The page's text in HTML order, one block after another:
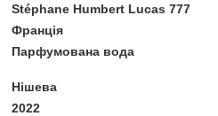
Stéphane Humbert Lucas 777
Франція
Парфумована вода
Нішева
2022